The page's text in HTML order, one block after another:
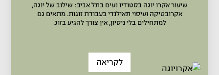
שיעור אקרו יוגה בסטודיו נעים בתל אביב: שילוב של יוגה,
אקרובטיקה ועיסוי תאילנדי בעבודת זוגות. מתאים גם
למתחילים בלי ניסיון, אין צורך להגיע בזוג.
לקריאה